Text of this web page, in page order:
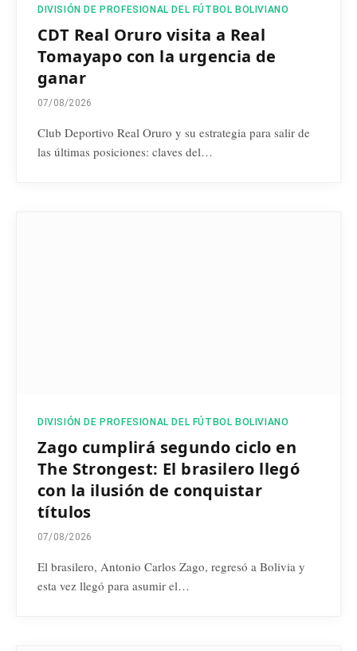
DIVISIÓN DE PROFESIONAL DEL FÚTBOL BOLIVIANO
CDT Real Oruro visita a Real
Tomayapo con la urgencia de
ganar
07/08/2026
Club Deportivo Real Oruro y su estrategia para salir de
las últimas posiciones: claves del…
DIVISIÓN DE PROFESIONAL DEL FÚTBOL BOLIVIANO
Zago cumplirá segundo ciclo en
The Strongest: El brasilero llegó
con la ilusión de conquistar
títulos
07/08/2026
El brasilero, Antonio Carlos Zago, regresó a Bolivia y
esta vez llegó para asumir el…